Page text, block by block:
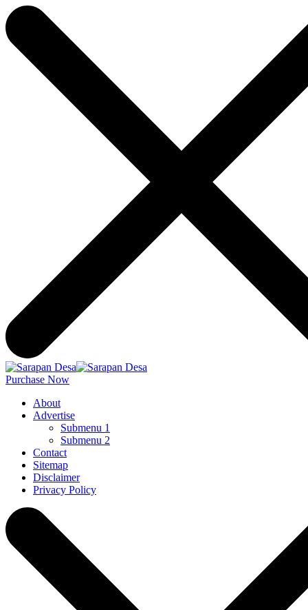
Purchase Now
About
Advertise
Submenu 1
Submenu 2
Contact
Sitemap
Disclaimer
Privacy Policy